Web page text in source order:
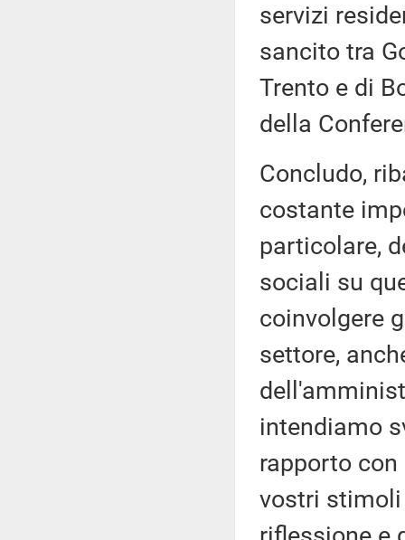
servizi
sancito tra
Trento e di
della
Concludo,
costante
particolare,
sociali su
coinvolgere
settore,
intendiamo
rapporto
vostri stimoli